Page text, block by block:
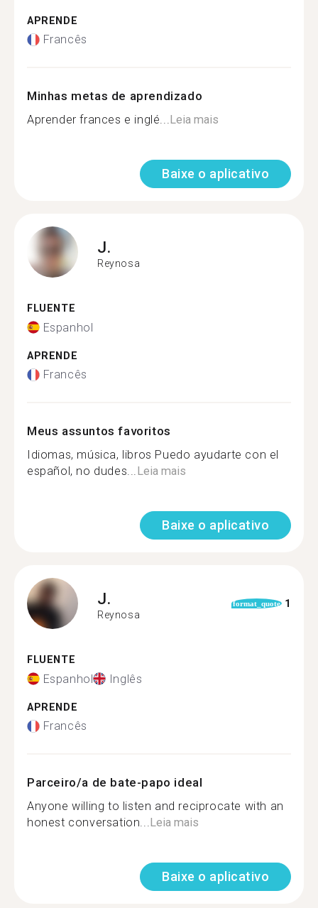
APRENDE
Francês
Minhas metas de aprendizado
Aprender frances e inglé...Leia mais
Baixe o aplicativo
J.
Reynosa
FLUENTE
Espanhol
APRENDE
Francês
Meus assuntos favoritos
Idiomas, música, libros Puedo ayudarte con el
español, no dudes...Leia mais
Baixe o aplicativo
J.
Reynosa
format_quote 1
FLUENTE
Espanhol Inglês
APRENDE
Francês
Parceiro/a de bate-papo ideal
Anyone willing to listen and reciprocate with an
honest conversation...Leia mais
Baixe o aplicativo